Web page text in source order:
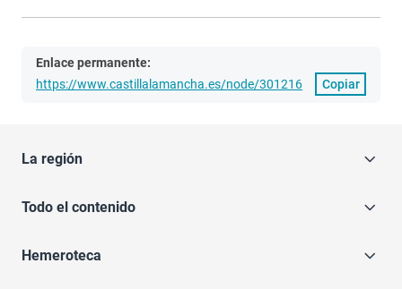
Enlace permanente:
https://www.castillalamancha.es/node/301216
Copiar
La región
Todo el contenido
Hemeroteca